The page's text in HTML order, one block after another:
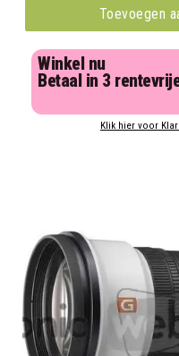
Toevoegen
Winkel nu
Betaal in 3
Klik hier voor